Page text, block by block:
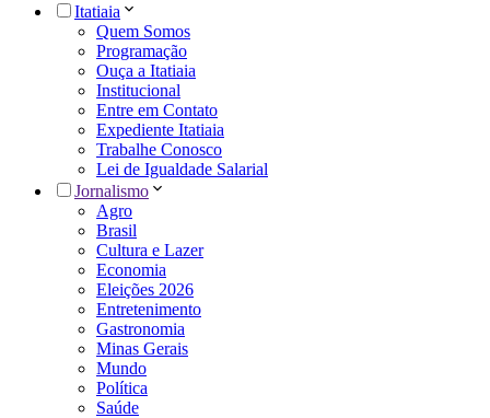
Itatiaia
Quem Somos
Programação
Ouça a Itatiaia
Institucional
Entre em Contato
Expediente Itatiaia
Trabalhe Conosco
Lei de Igualdade Salarial
Jornalismo
Agro
Brasil
Cultura e Lazer
Economia
Eleições 2026
Entretenimento
Gastronomia
Minas Gerais
Mundo
Política
Saúde